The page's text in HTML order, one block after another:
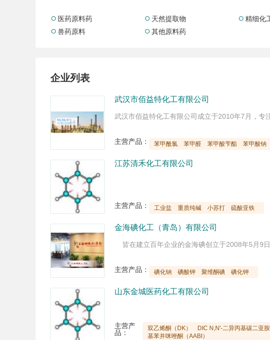
 医药原料药  天然提取物  精细化
 兽药原料  其他原料药
企业列表
武汉市佰益特化工有限公司
主营产品： 苯甲酰氯 苯甲醛 苯甲酸苄酯 苯甲酸钠
江苏清禾化工有限公司
主营产品： 工业盐 重质纯碱 小苏打 硫酸亚铁
金海碘化工（青岛）有限公司
主营产品： 碘化钠 碘酸钾 聚维酮碘 碘化钾
山东金城医药化工有限公司
主营产
品：
双乙烯酮（DK） DIC N,N'-二异丙基碳二亚胺
基苯并咪唑酮（AABI）